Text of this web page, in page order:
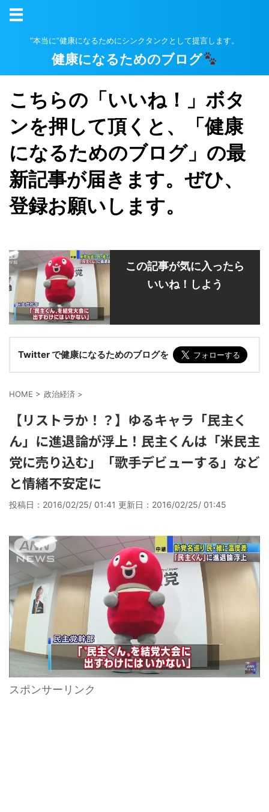
”本当に”健康になるためにシンクタンクとして提言します。
健康になるためのブログ
こちらの「いいね！」ボタ
ンを押して頂くと、「健康
になるためのブログ」の最
新記事が届きます。ぜひ、
登録お願いします。
この記事が気に入ったら
いいね！しよう
Twitter で健康になるためのブログを
HOME > 政治経済 >
【リストラか！？】ゆるキャラ「民主く
ん」に進退論が浮上！民主くんは「米民主
党に売り込む」「歌手デビューする」など
と情緒不安定に
投稿日：2016/02/25/ 01:41 更新日： 2016/02/25/ 01:45
スポンサーリンク